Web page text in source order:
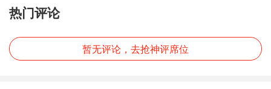
热门评论
暂无评论，去抢神评席位